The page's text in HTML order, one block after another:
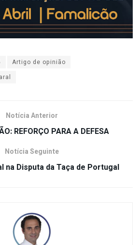
Artigo de opinião
Notícia Anterior
REFORÇO PARA A DEFESA
Notícia Seguinte
na Disputa da Taça de Portugal